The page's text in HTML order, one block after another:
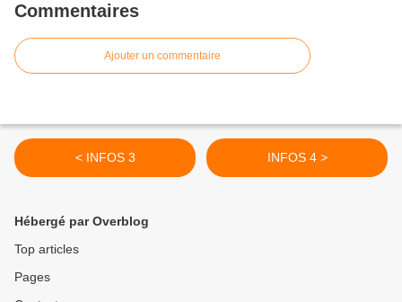
Commentaires
Ajouter un commentaire
< INFOS 3 INFOS 4 >
Hébergé par Overblog
Top articles
Pages